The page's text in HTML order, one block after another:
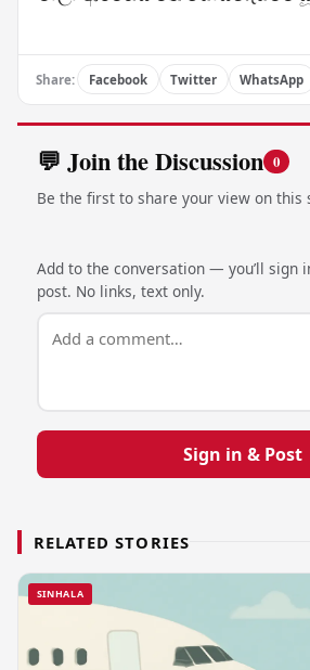
Share: Facebook Twitter WhatsApp
💬 Join the Discussion 0
Be the first to share your view on this
Add to the conversation — you’ll sign
post. No links, text only.
Sign in & Post
RELATED STORIES
SINHALA